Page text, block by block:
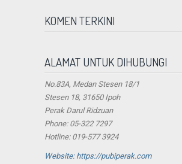
KOMEN TERKINI
ALAMAT UNTUK DIHUBUNGI
No.83A, Medan Stesen 18/1
Stesen 18, 31650 Ipoh
Perak Darul Ridzuan
Phone: 05-322 7297
Hotline: 019-577 3924
Website: https://pubiperak.com